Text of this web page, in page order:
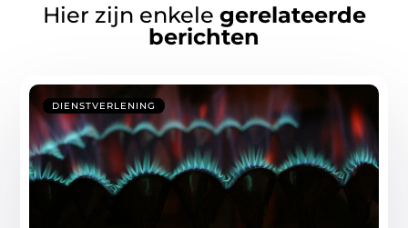
Hier zijn enkele gerelateerde
berichten
DIENSTVERLENING